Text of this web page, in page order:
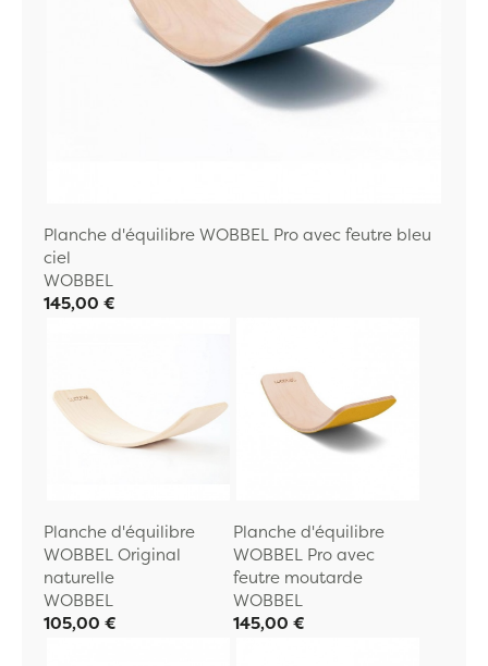
Planche d'équilibre WOBBEL Pro avec feutre bleu
ciel
WOBBEL
145,00 €
Planche d'équilibre
WOBBEL Original
naturelle
WOBBEL
105,00 €
Planche d'équilibre
WOBBEL Pro avec
feutre moutarde
WOBBEL
145,00 €